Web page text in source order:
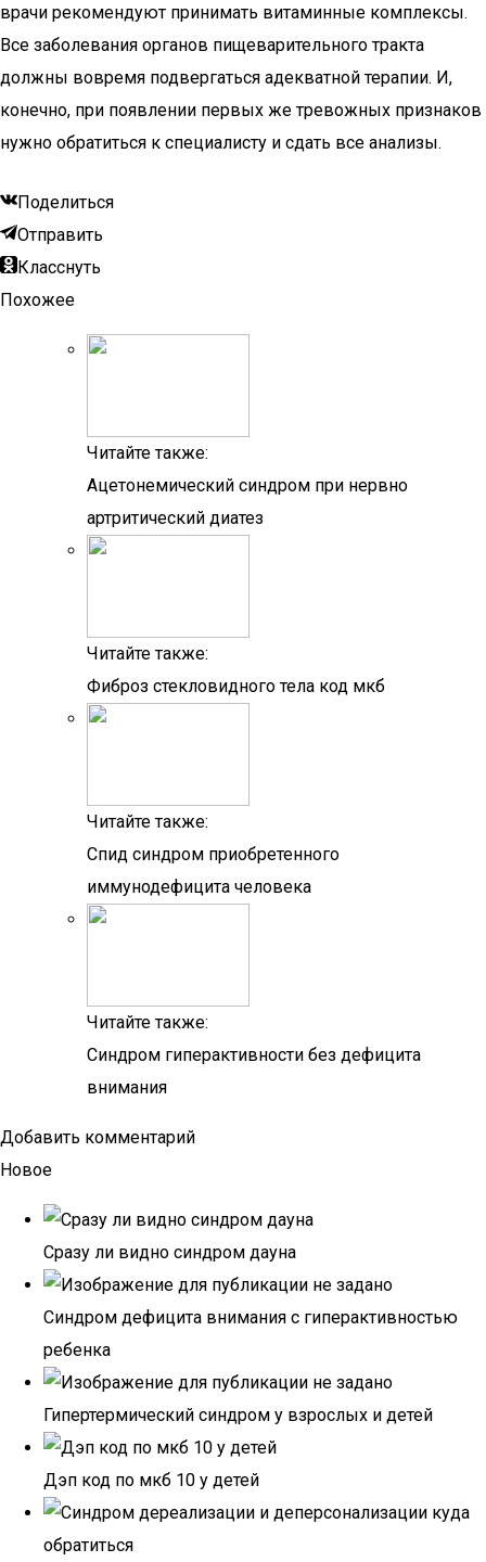
врачи рекомендуют принимать витаминные комплексы.
Все заболевания органов пищеварительного тракта
должны вовремя подвергаться адекватной терапии. И,
конечно, при появлении первых же тревожных признаков
нужно обратиться к специалисту и сдать все анализы.
Поделиться
Отправить
Класснуть
Похожее
Читайте также:
Ацетонемический синдром при нервно
артритический диатез
Читайте также:
Фиброз стекловидного тела код мкб
Читайте также:
Спид синдром приобретенного
иммунодефицита человека
Читайте также:
Синдром гиперактивности без дефицита
внимания
Добавить комментарий
Новое
Сразу ли видно синдром дауна
Синдром дефицита внимания с гиперактивностью
ребенка
Гипертермический синдром у взрослых и детей
Дэп код по мкб 10 у детей